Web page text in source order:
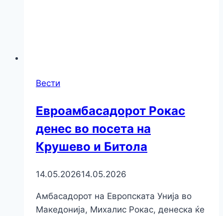
Вести
Евроамбасадорот Рокас
денес во посета на
Крушево и Битола
14.05.202614.05.2026
Амбасадорот на Европската Унија во
Македонија, Михалис Рокас, денеска ќе